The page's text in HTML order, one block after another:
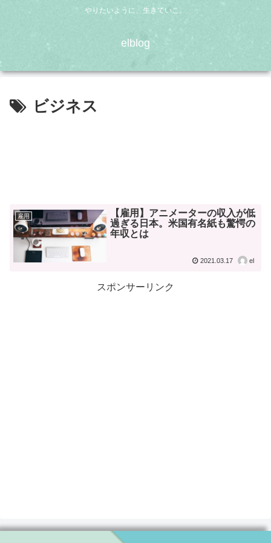
やりたいように、生きていこ。
elblog
ビジネス
雇用
【雇用】アニメーターの収入が低
過ぎる日本。米国有名紙も驚愕の
年収とは
2021.03.17 el
スポンサーリンク